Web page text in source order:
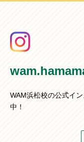
WAM浜松校の公式イ
中！